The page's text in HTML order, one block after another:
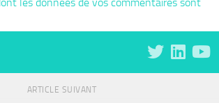
ARTICLE SUIVANT